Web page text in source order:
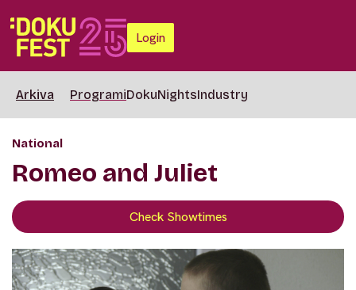
Login
Arkiva ProgramiDokuNightsIndustry
National
Romeo and Juliet
Check Showtimes